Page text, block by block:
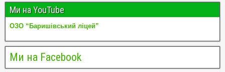
Ми на YouTube
ОЗО “Баришівський ліцей”
Ми на Facebook